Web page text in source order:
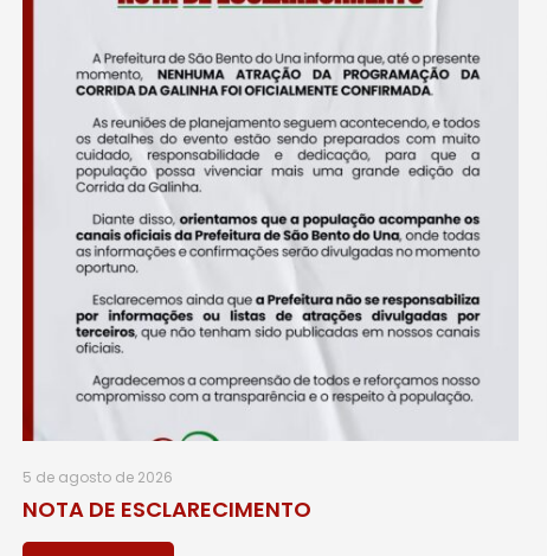
5 de agosto de 2026
NOTA DE ESCLARECIMENTO